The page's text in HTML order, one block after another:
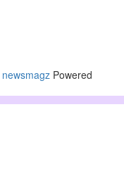
newsmagz Powered